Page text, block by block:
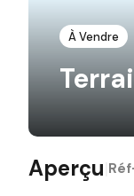
À Vendre
Aperçu